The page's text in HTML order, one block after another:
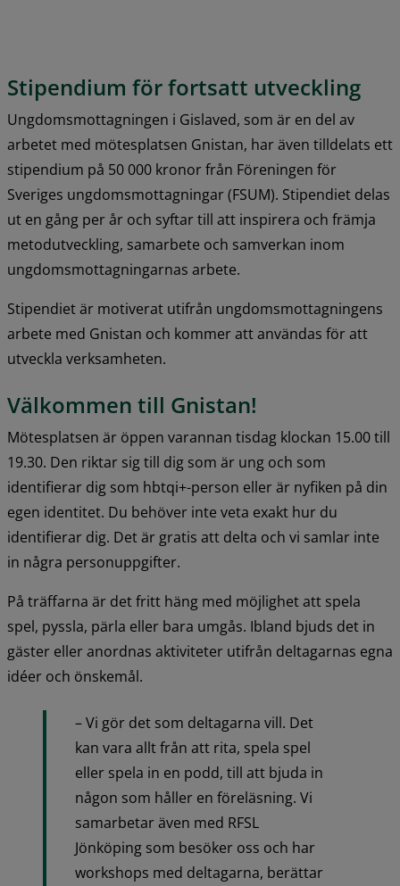
Stipendium för fortsatt utveckling
Ungdomsmottagningen i Gislaved, som är en del av
arbetet med mötesplatsen Gnistan, har även tilldelats ett
stipendium på 50 000 kronor från Föreningen för
Sveriges ungdomsmottagningar (FSUM). Stipendiet delas
ut en gång per år och syftar till att inspirera och främja
metodutveckling, samarbete och samverkan inom
ungdomsmottagningarnas arbete.
Stipendiet är motiverat utifrån ungdomsmottagningens
arbete med Gnistan och kommer att användas för att
utveckla verksamheten.
Välkommen till Gnistan!
Mötesplatsen är öppen varannan tisdag klockan 15.00 till
19.30. Den riktar sig till dig som är ung och som
identifierar dig som hbtqi+-person eller är nyfiken på din
egen identitet. Du behöver inte veta exakt hur du
identifierar dig. Det är gratis att delta och vi samlar inte
in några personuppgifter.
På träffarna är det fritt häng med möjlighet att spela
spel, pyssla, pärla eller bara umgås. Ibland bjuds det in
gäster eller anordnas aktiviteter utifrån deltagarnas egna
idéer och önskemål.
– Vi gör det som deltagarna vill. Det
kan vara allt från att rita, spela spel
eller spela in en podd, till att bjuda in
någon som håller en föreläsning. Vi
samarbetar även med RFSL
Jönköping som besöker oss och har
workshops med deltagarna, berättar